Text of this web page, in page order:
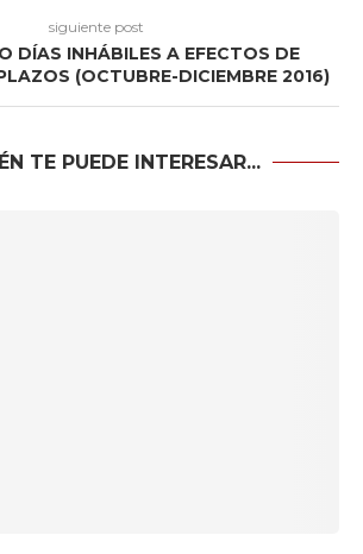
siguiente post
DÍAS INHÁBILES A EFECTOS DE
(OCTUBRE-DICIEMBRE 2016)
TE PUEDE INTERESAR...